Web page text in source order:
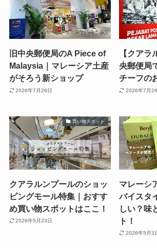
旧中央郵便局のA Piece of
Malaysia｜マレーシア土産
がそろう新ショップ
2026年7月26日
【クアラ
央郵便局
チーフの
2026年7月
買い物スポット
クアラルンプールのショッ
ピングモール特集｜おすす
め買い物スポットはここ！
2026年5月23日
マレーシ
バイスタ
しい？味
ト！
2026年5月3